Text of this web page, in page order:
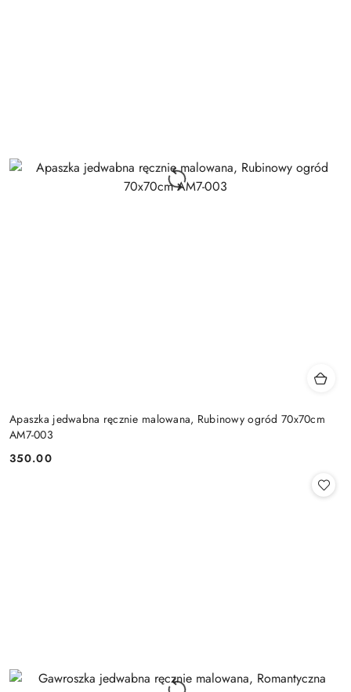
Apaszka jedwabna ręcznie malowana, Rubinowy ogród 70x70cm
AM7-003
Cena:
350.00